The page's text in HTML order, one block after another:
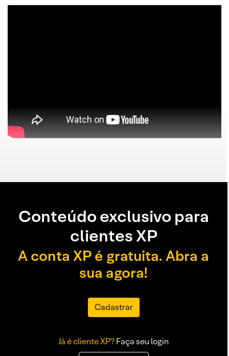
Conteúdo exclusivo para
clientes XP
A conta XP é gratuita. Abra a
sua agora!
Cadastrar
Já é cliente XP?Faça seu login